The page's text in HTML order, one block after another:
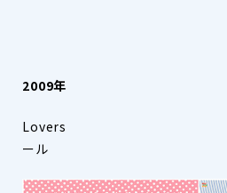
2009年
Lovers
ール